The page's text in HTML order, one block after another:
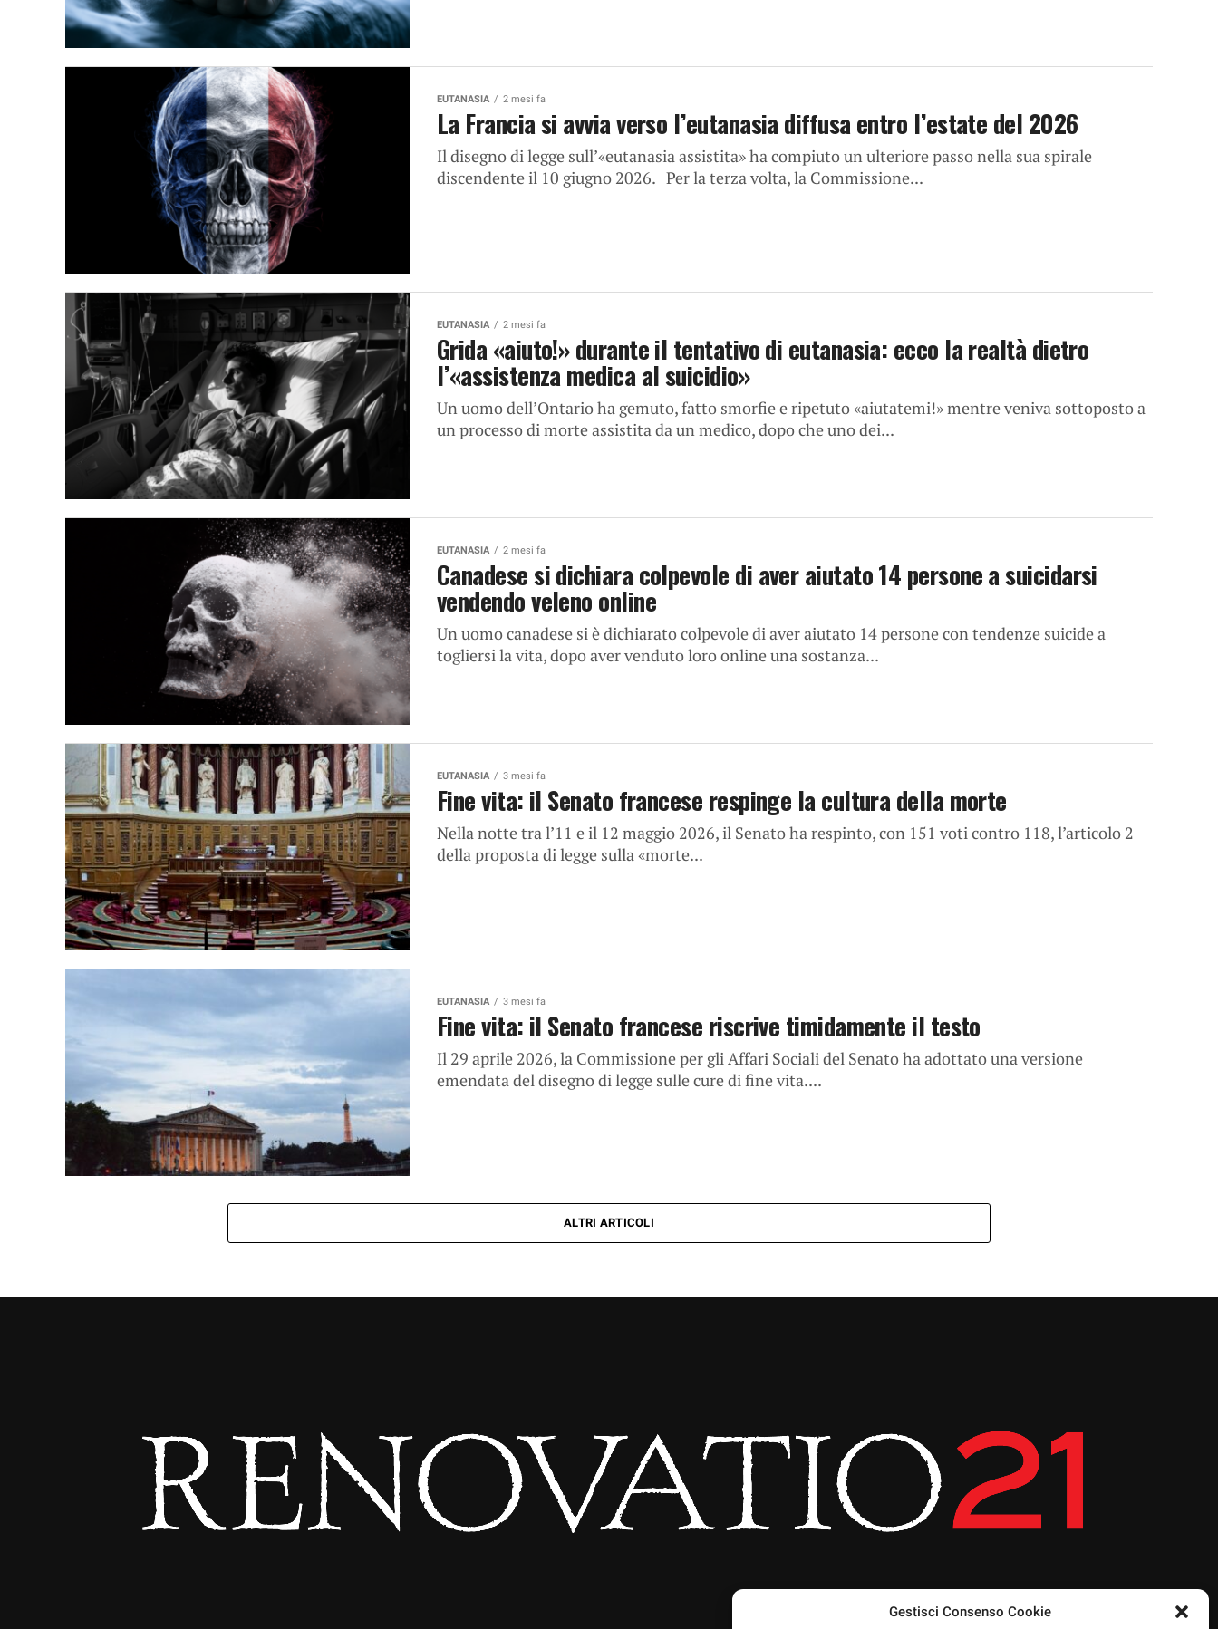
Gestisci Consenso Cookie
EUTANASIA 2 mesi fa
La Francia si avvia verso l’eutanasia diffusa entro l’estate del 2026
Il disegno di legge sull’«eutanasia assistita» ha compiuto un ulteriore passo nella sua spirale
discendente il 10 giugno 2026. Per la terza volta, la Commissione...
EUTANASIA 2 mesi fa
Grida «aiuto!» durante il tentativo di eutanasia: ecco la realtà dietro
l’«assistenza medica al suicidio»
Un uomo dell’Ontario ha gemuto, fatto smorfie e ripetuto «aiutatemi!» mentre veniva sottoposto a
un processo di morte assistita da un medico, dopo che uno dei...
EUTANASIA 2 mesi fa
Canadese si dichiara colpevole di aver aiutato 14 persone a suicidarsi
vendendo veleno online
Un uomo canadese si è dichiarato colpevole di aver aiutato 14 persone con tendenze suicide a
togliersi la vita, dopo aver venduto loro online una sostanza...
EUTANASIA 3 mesi fa
Fine vita: il Senato francese respinge la cultura della morte
Nella notte tra l’11 e il 12 maggio 2026, il Senato ha respinto, con 151 voti contro 118, l’articolo 2
della proposta di legge sulla «morte...
EUTANASIA 3 mesi fa
Fine vita: il Senato francese riscrive timidamente il testo
Il 29 aprile 2026, la Commissione per gli Affari Sociali del Senato ha adottato una versione
emendata del disegno di legge sulle cure di fine vita....
ALTRI ARTICOLI